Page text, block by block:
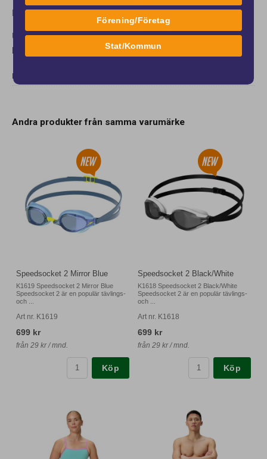
Passar både träning och tävling
Uppdatera din simutrustning med en badmössa som
kombinerar stil, komfort och prestanda.
DELA
Andra produkter från samma varumärke
Speedsocket 2 Mirror Blue
K1619 Speedsocket 2 Mirror Blue
Speedsocket 2 är en populär tävlings-
och ...
Art nr. K1619
699 kr
från 29 kr / mnd.
Köp
Speedsocket 2 Black/White
K1618 Speedsocket 2 Black/White
Speedsocket 2 är en populär tävlings-
och ...
Art nr. K1618
699 kr
från 29 kr / mnd.
Köp
Förening/Företag
Stat/Kommun